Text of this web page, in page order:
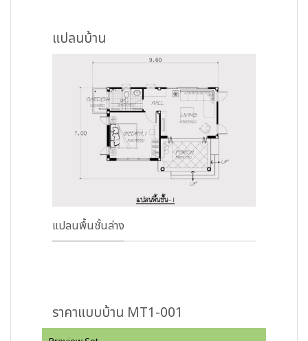
แปลนบ้าน
แปลนพื้นชั้นล่าง
ราคาแบบบ้าน MT1-001